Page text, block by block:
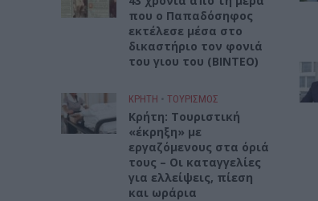
που ο Παπαδόσηφος
εκτέλεσε μέσα στο
δικαστήριο τον φονιά
του γιου του (ΒΙΝΤΕΟ)
ΚΡΗΤΗ • ΤΟΥΡΙΣΜΟΣ
Κρήτη: Τουριστική
«έκρηξη» με
εργαζόμενους στα όριά
τους – Οι καταγγελίες
για ελλείψεις, πίεση
και ωράρια